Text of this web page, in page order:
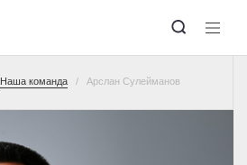
Наша команда Арслан Сулейманов